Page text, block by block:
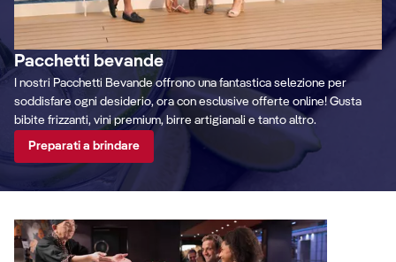
Pacchetti bevande
I nostri Pacchetti Bevande offrono una fantastica selezione per
soddisfare ogni desiderio, ora con esclusive offerte online! Gusta
bibite frizzanti, vini premium, birre artigianali e tanto altro.
Preparati a brindare